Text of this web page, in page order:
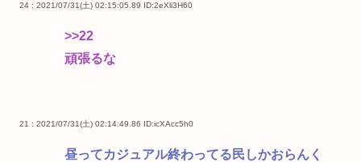
24 : 2021/07/31(土) 02:15:05.89 ID:2eXli3H60
>>22
頑張るな
21 : 2021/07/31(土) 02:14:49.86 ID:icXAcc5h0
昼ってカジュアル終わってる民しかおらんく